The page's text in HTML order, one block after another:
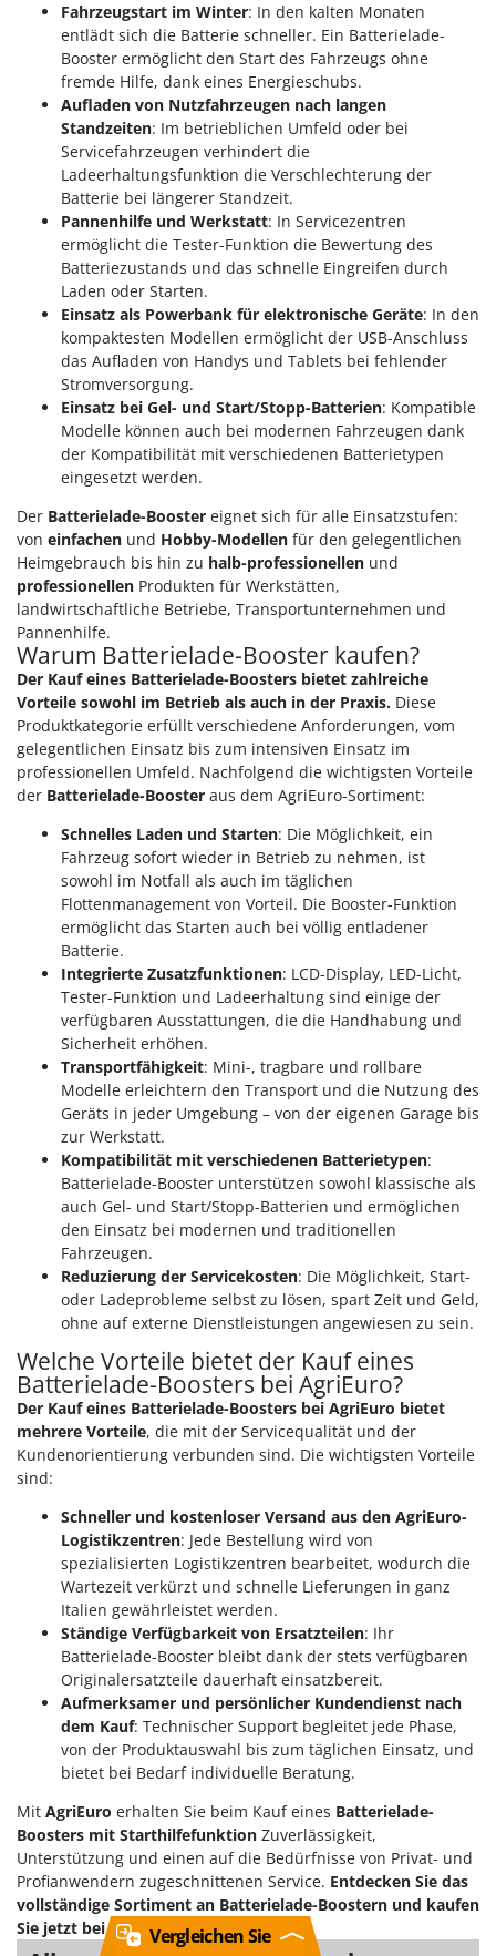
Fahrzeugstart im Winter: In den kalten Monaten
entlädt sich die Batterie schneller. Ein Batterielade-
Booster ermöglicht den Start des Fahrzeugs ohne
fremde Hilfe, dank eines Energieschubs.
Aufladen von Nutzfahrzeugen nach langen
Standzeiten: Im betrieblichen Umfeld oder bei
Servicefahrzeugen verhindert die
Ladeerhaltungsfunktion die Verschlechterung der
Batterie bei längerer Standzeit.
Pannenhilfe und Werkstatt: In Servicezentren
ermöglicht die Tester-Funktion die Bewertung des
Batteriezustands und das schnelle Eingreifen durch
Laden oder Starten.
Einsatz als Powerbank für elektronische Geräte: In den
kompaktesten Modellen ermöglicht der USB-Anschluss
das Aufladen von Handys und Tablets bei fehlender
Stromversorgung.
Einsatz bei Gel- und Start/Stopp-Batterien: Kompatible
Modelle können auch bei modernen Fahrzeugen dank
der Kompatibilität mit verschiedenen Batterietypen
eingesetzt werden.
Der Batterielade-Booster eignet sich für alle Einsatzstufen:
von einfachen und Hobby-Modellen für den gelegentlichen
Heimgebrauch bis hin zu halb-professionellen und
professionellen Produkten für Werkstätten,
landwirtschaftliche Betriebe, Transportunternehmen und
Pannenhilfe.
Warum Batterielade-Booster kaufen?
Der Kauf eines Batterielade-Boosters bietet zahlreiche
Vorteile sowohl im Betrieb als auch in der Praxis. Diese
Produktkategorie erfüllt verschiedene Anforderungen, vom
gelegentlichen Einsatz bis zum intensiven Einsatz im
professionellen Umfeld. Nachfolgend die wichtigsten Vorteile
der Batterielade-Booster aus dem AgriEuro-Sortiment:
Schnelles Laden und Starten: Die Möglichkeit, ein
Fahrzeug sofort wieder in Betrieb zu nehmen, ist
sowohl im Notfall als auch im täglichen
Flottenmanagement von Vorteil. Die Booster-Funktion
ermöglicht das Starten auch bei völlig entladener
Batterie.
Integrierte Zusatzfunktionen: LCD-Display, LED-Licht,
Tester-Funktion und Ladeerhaltung sind einige der
verfügbaren Ausstattungen, die die Handhabung und
Sicherheit erhöhen.
Transportfähigkeit: Mini-, tragbare und rollbare
Modelle erleichtern den Transport und die Nutzung des
Geräts in jeder Umgebung – von der eigenen Garage bis
zur Werkstatt.
Kompatibilität mit verschiedenen Batterietypen:
Batterielade-Booster unterstützen sowohl klassische als
auch Gel- und Start/Stopp-Batterien und ermöglichen
den Einsatz bei modernen und traditionellen
Fahrzeugen.
Reduzierung der Servicekosten: Die Möglichkeit, Start-
oder Ladeprobleme selbst zu lösen, spart Zeit und Geld,
ohne auf externe Dienstleistungen angewiesen zu sein.
Welche Vorteile bietet der Kauf eines
Batterielade-Boosters bei AgriEuro?
Der Kauf eines Batterielade-Boosters bei AgriEuro bietet
mehrere Vorteile, die mit der Servicequalität und der
Kundenorientierung verbunden sind. Die wichtigsten Vorteile
sind:
Schneller und kostenloser Versand aus den AgriEuro-
Logistikzentren: Jede Bestellung wird von
spezialisierten Logistikzentren bearbeitet, wodurch die
Wartezeit verkürzt und schnelle Lieferungen in ganz
Italien gewährleistet werden.
Ständige Verfügbarkeit von Ersatzteilen: Ihr
Batterielade-Booster bleibt dank der stets verfügbaren
Originalersatzteile dauerhaft einsatzbereit.
Aufmerksamer und persönlicher Kundendienst nach
dem Kauf: Technischer Support begleitet jede Phase,
von der Produktauswahl bis zum täglichen Einsatz, und
bietet bei Bedarf individuelle Beratung.
Mit AgriEuro erhalten Sie beim Kauf eines Batterielade-
Boosters mit Starthilfefunktion Zuverlässigkeit,
Unterstützung und einen auf die Bedürfnisse von Privat- und
Profianwendern zugeschnittenen Service. Entdecken Sie das
vollständige Sortiment an Batterielade-Boostern und kaufen
Sie jetzt bei AgriEuro.Vergleichen Sie